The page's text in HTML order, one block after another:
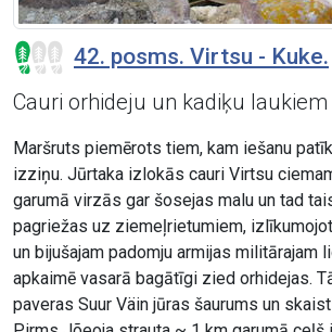
42. posms. Virtsu - Kuke.
Cauri orhideju un kadiķu laukiem
Maršruts piemērots tiem, kam iešanu
izziņu. Jūrtaka izlokās cauri Virtsu
garumā virzās gar šosejas malu un tad
pagriežas uz ziemeļrietumiem,
un bijušajam padomju armijas militārajam
apkaimē vasarā bagātīgi zied orhidejas.
paveras Suur Väin jūras šaurums un